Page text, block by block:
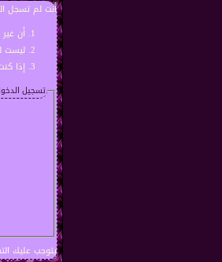
أنت لم تسجل
أن
ليست
إذا
تسجيل
يتوجب عليك